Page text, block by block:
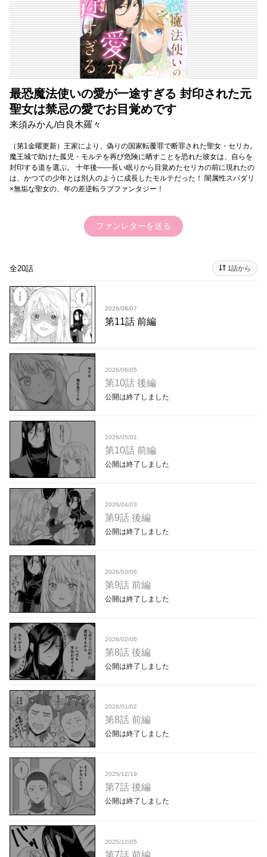
最恐魔法使いの愛が一途すぎる 封印された元
聖女は禁忌の愛でお目覚めです
来須みかん/白良木羅々
（第1金曜更新）王家により、偽りの国家転覆罪で断罪された聖女・セリカ。
魔王城で助けた孤児・モルテを再び危険に晒すことを恐れた彼女は、自らを
封印する道を選ぶ。 十年後――長い眠りから目覚めたセリカの前に現れたの
は、かつての少年とは別人のように成長したモルテだった！ 闇属性スパダリ
×無垢な聖女の、年の差逆転ラブファンタジー！
ファンレターを送る
全20話 1話から
2026/08/07
第11話 前編
2026/06/05
第10話 後編
公開は終了しました
2026/05/01
第10話 前編
公開は終了しました
2026/04/03
第9話 後編
公開は終了しました
2026/03/06
第9話 前編
公開は終了しました
2026/02/06
第8話 後編
公開は終了しました
2026/01/02
第8話 前編
公開は終了しました
2025/12/19
第7話 後編
公開は終了しました
2025/12/05
第7話 前編